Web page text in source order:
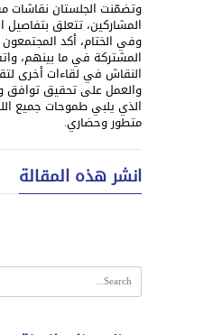
وتضمّنت الجلستان نقاشات
المشاركين، تتعلق
وفي الختام، أكد
المشتركة في ما بينهم،
النقاش في لقاءات أخرى
والعمل على تحقيق
الذي يلبي طموحات جميع
متطور وحضاري.
انشر هذه المقالة